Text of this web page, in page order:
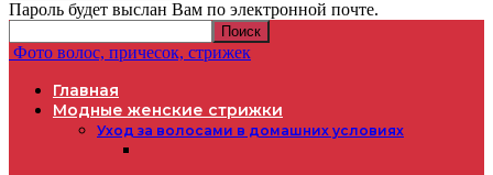
Пароль будет выслан Вам по электронной почте.
Фото волос, причесок, стрижек
Главная
Модные женские стрижки
Уход за волосами в домашних условиях